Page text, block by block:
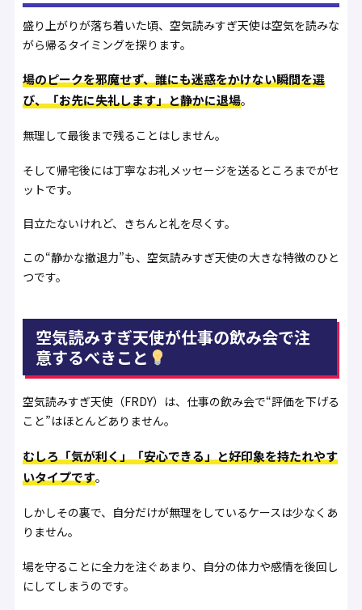
盛り上がりが落ち着いた頃、空気読みすぎ天使は空気を読みな
がら帰るタイミングを探ります。
場のピークを邪魔せず、誰にも迷惑をかけない瞬間を選
び、「お先に失礼します」と静かに退場。
無理して最後まで残ることはしません。
そして帰宅後には丁寧なお礼メッセージを送るところまでがセ
ットです。
目立たないけれど、きちんと礼を尽くす。
この“静かな撤退力”も、空気読みすぎ天使の大きな特徴のひと
つです。
空気読みすぎ天使が仕事の飲み会で注
意するべきこと
空気読みすぎ天使（FRDY）は、仕事の飲み会で“評価を下げる
こと”はほとんどありません。
むしろ「気が利く」「安心できる」と好印象を持たれやす
いタイプです。
しかしその裏で、自分だけが無理をしているケースは少なくあ
りません。
場を守ることに全力を注ぐあまり、自分の体力や感情を後回し
にしてしまうのです。